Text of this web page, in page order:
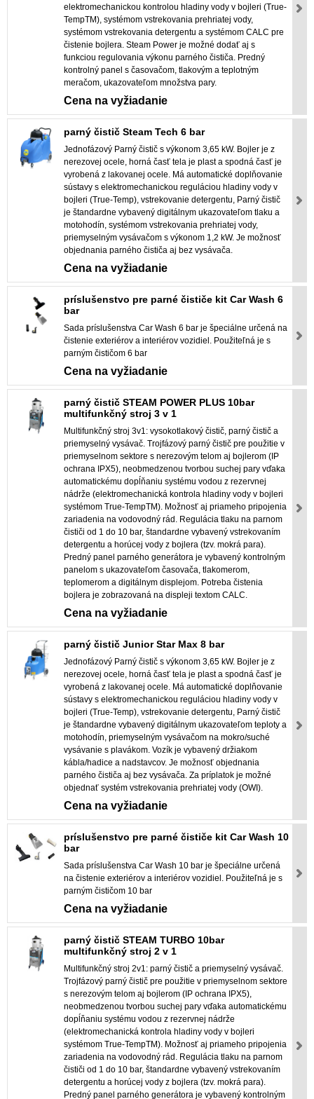
elektromechanickou kontrolou hladiny vody v bojleri (True-
TempTM), systémom vstrekovania prehriatej vody,
systémom vstrekovania detergentu a systémom CALC pre
čistenie bojlera. Steam Power je možné dodať aj s
funkciou regulovania výkonu parného čističa. Predný
kontrolný panel s časovačom, tlakovým a teplotným
meračom, ukazovateľom množstva pary.
Cena na vyžiadanie
parný čistič Steam Tech 6 bar
Jednofázový Parný čistič s výkonom 3,65 kW. Bojler je z
nerezovej ocele, horná časť tela je plast a spodná časť je
vyrobená z lakovanej ocele. Má automatické doplňovanie
sústavy s elektromechanickou reguláciou hladiny vody v
bojleri (True-Temp), vstrekovanie detergentu, Parný čistič
je štandardne vybavený digitálnym ukazovateľom tlaku a
motohodín, systémom vstrekovania prehriatej vody,
priemyselným vysávačom s výkonom 1,2 kW. Je možnosť
objednania parného čističa aj bez vysávača.
Cena na vyžiadanie
príslušenstvo pre parné čističe kit Car Wash 6
bar
Sada príslušenstva Car Wash 6 bar je špeciálne určená na
čistenie exteriérov a interiérov vozidiel. Použiteľná je s
parným čističom 6 bar
Cena na vyžiadanie
parný čistič STEAM POWER PLUS 10bar
multifunkčný stroj 3 v 1
Multifunkčný stroj 3v1: vysokotlakový čistič, parný čistič a
priemyselný vysávač. Trojfázový parný čistič pre použitie v
priemyselnom sektore s nerezovým telom aj bojlerom (IP
ochrana IPX5), neobmedzenou tvorbou suchej pary vďaka
automatickému dopĺňaniu systému vodou z rezervnej
nádrže (elektromechanická kontrola hladiny vody v bojleri
systémom True-TempTM). Možnosť aj priameho pripojenia
zariadenia na vodovodný rád. Regulácia tlaku na parnom
čističi od 1 do 10 bar, štandardne vybavený vstrekovaním
detergentu a horúcej vody z bojlera (tzv. mokrá para).
Predný panel parného generátora je vybavený kontrolným
panelom s ukazovateľom časovača, tlakomerom,
teplomerom a digitálnym displejom. Potreba čistenia
bojlera je zobrazovaná na displeji textom CALC.
Cena na vyžiadanie
parný čistič Junior Star Max 8 bar
Jednofázový Parný čistič s výkonom 3,65 kW. Bojler je z
nerezovej ocele, horná časť tela je plast a spodná časť je
vyrobená z lakovanej ocele. Má automatické doplňovanie
sústavy s elektromechanickou reguláciou hladiny vody v
bojleri (True-Temp), vstrekovanie detergentu, Parný čistič
je štandardne vybavený digitálnym ukazovateľom teploty a
motohodín, priemyselným vysávačom na mokro/suché
vysávanie s plavákom. Vozík je vybavený držiakom
kábla/hadice a nadstavcov. Je možnosť objednania
parného čističa aj bez vysávača. Za príplatok je možné
objednať systém vstrekovania prehriatej vody (OWI).
Cena na vyžiadanie
príslušenstvo pre parné čističe kit Car Wash 10
bar
Sada príslušenstva Car Wash 10 bar je špeciálne určená
na čistenie exteriérov a interiérov vozidiel. Použiteľná je s
parným čističom 10 bar
Cena na vyžiadanie
parný čistič STEAM TURBO 10bar
multifunkčný stroj 2 v 1
Multifunkčný stroj 2v1: parný čistič a priemyselný vysávač.
Trojfázový parný čistič pre použitie v priemyselnom sektore
s nerezovým telom aj bojlerom (IP ochrana IPX5),
neobmedzenou tvorbou suchej pary vďaka automatickému
dopĺňaniu systému vodou z rezervnej nádrže
(elektromechanická kontrola hladiny vody v bojleri
systémom True-TempTM). Možnosť aj priameho pripojenia
zariadenia na vodovodný rád. Regulácia tlaku na parnom
čističi od 1 do 10 bar, štandardne vybavený vstrekovaním
detergentu a horúcej vody z bojlera (tzv. mokrá para).
Predný panel parného generátora je vybavený kontrolným